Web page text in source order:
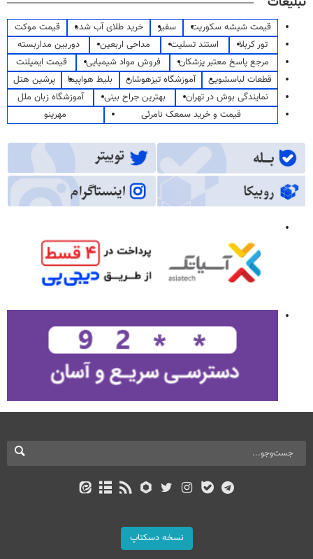
قیمت شیشه سکوریت سفیر خرید طلای آب شده
قیمت موکت
تور کربلا
استند تسلیت مداحی اربعین
دوربین مداربسته
مرجع پاسخ معتبر پزشکان
فروش مواد شیمیایی
قیمت ایمپلنت
قطعات لباسشویی
آموزشگاه تیزهوشان بلیط هواپیما
پرشین هتل
نمایندگی بوش در تهران
بهترین جراح بینی
آموزشگاه زبان ملل
قیمت و خرید سمعک نامرئی
مهرینو
نسخه دسکتاپ